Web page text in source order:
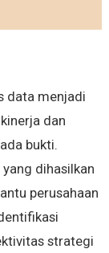
data menjadi
dan
bukti.
dihasilkan
perusahaan
strategi